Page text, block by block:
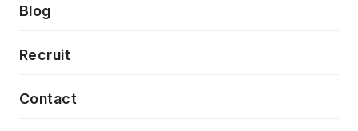
モダナイゼーション
特徴量エンジニアリングと生成AI
フロントエンド開発
Press release
News
Event/Seminer
Blog
Recruit
Contact